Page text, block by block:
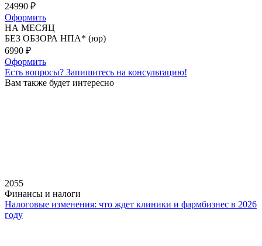
24990 ₽
Оформить
НА МЕСЯЦ
БЕЗ ОБЗОРА НПА* (юр)
6990 ₽
Оформить
Есть вопросы? Запишитесь на консультацию!
Вам также будет интересно
2055
Финансы и налоги
Налоговые изменения: что ждет клиники и фармбизнес в 2026
году